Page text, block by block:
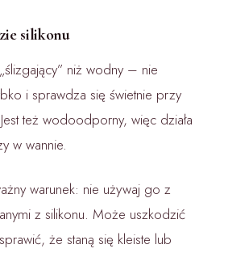
silikonu
niż wodny – nie
i sprawdza się świetnie przy
też wodoodporny, więc działa
w wannie.
warunek: nie używaj go z
z silikonu. Może uszkodzić
że staną się kleiste lub